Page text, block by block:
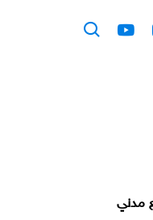
مدني